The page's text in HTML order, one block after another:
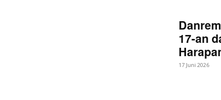
17-an
17 Juni 2026